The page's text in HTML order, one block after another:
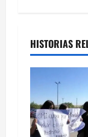
HISTORIAS